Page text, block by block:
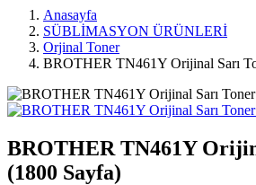
Anasayfa
SÜBLİMASYON ÜRÜNLERİ
Orjinal Toner
BROTHER TN461Y Orijinal Sarı
BROTHER TN461Y
(1800 Sayfa)